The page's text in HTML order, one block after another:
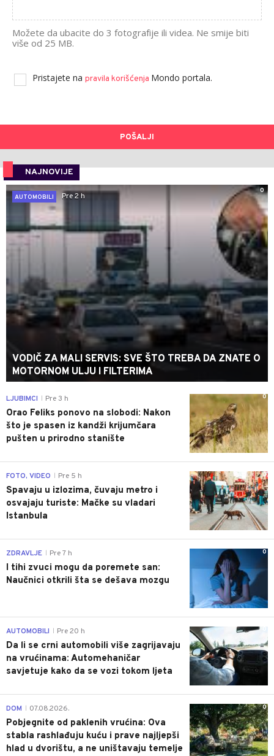
Možete da ubacite do 3 fotografije ili videa. Ne smije biti
više od 25 MB.
Pristajete na pravila korišćenja Mondo portala.
POŠALJI
NAJNOVIJE
0
AUTOMOBILI
Pre 2 h
VODIČ ZA MALI SERVIS: SVE ŠTO TREBA DA ZNATE O
MOTORNOM ULJU I FILTERIMA
0
LJUBIMCI Pre 3 h
Orao Feliks ponovo na slobodi: Nakon
što je spasen iz kandži krijumčara
pušten u prirodno stanište
0
FOTO, VIDEO Pre 5 h
Spavaju u izlozima, čuvaju metro i
osvajaju turiste: Mačke su vladari
Istanbula
0
ZDRAVLJE Pre 7 h
I tihi zvuci mogu da poremete san:
Naučnici otkrili šta se dešava mozgu
AUTOMOBILI Pre 20 h
Da li se crni automobili više zagrijavaju
na vrućinama: Automehaničar
savjetuje kako da se vozi tokom ljeta
0
DOM 07.08.2026.
Pobjegnite od paklenih vrućina: Ova
stabla rashlađuju kuću i prave najljepši
hlad u dvorištu, a ne uništavaju temelje